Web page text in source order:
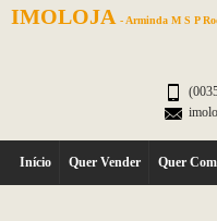
IMOLOJA - Arminda M S P
Início Quer Vender Quer